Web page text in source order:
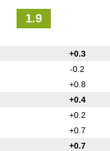
1.9
+0.3
-0.2
+0.8
+0.4
+0.2
+0.7
+0.7